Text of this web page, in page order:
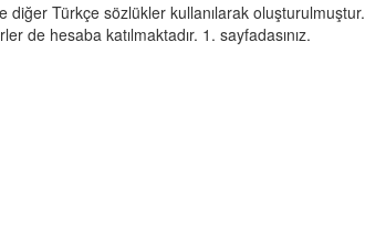
Türkçe sözlükler kullanılarak oluşturulmuştur.
de hesaba katılmaktadır. 1. sayfadasınız.